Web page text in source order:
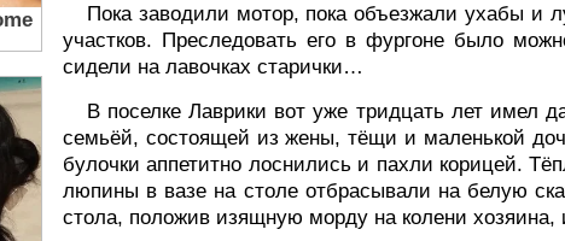
Пока заводили мотор, пока объезжали ухабы и
участков. Преследовать его в фургоне было
сидели на лавочках старички…
В поселке Лаврики вот уже тридцать лет имел
семьёй, состоящей из жены, тёщи и маленькой
булочки аппетитно лоснились и пахли корицей.
люпины в вазе на столе отбрасывали на белую
стола, положив изящную морду на колени